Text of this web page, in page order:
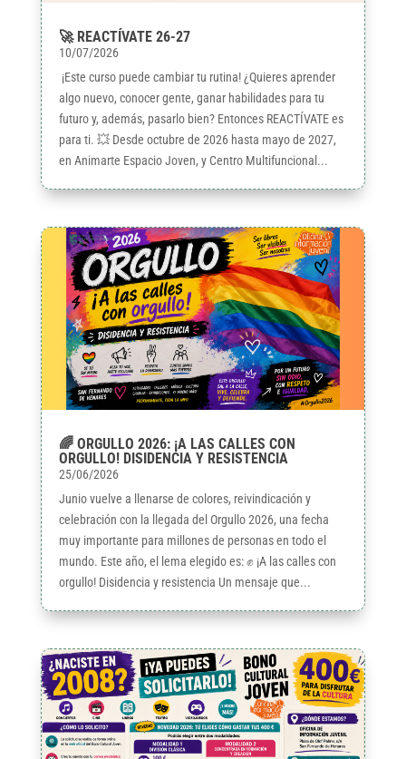
🚀 REACTÍVATE 26-27
10/07/2026
¡Este curso puede cambiar tu rutina! ¿Quieres aprender
algo nuevo, conocer gente, ganar habilidades para tu
futuro y, además, pasarlo bien? Entonces REACTÍVATE es
para ti. 💥 Desde octubre de 2026 hasta mayo de 2027,
en Animarte Espacio Joven, y Centro Multifuncional...
🌈 ORGULLO 2026: ¡A LAS CALLES CON
ORGULLO! DISIDENCIA Y RESISTENCIA
25/06/2026
Junio vuelve a llenarse de colores, reivindicación y
celebración con la llegada del Orgullo 2026, una fecha
muy importante para millones de personas en todo el
mundo. Este año, el lema elegido es: ✊ ¡A las calles con
orgullo! Disidencia y resistencia Un mensaje que...